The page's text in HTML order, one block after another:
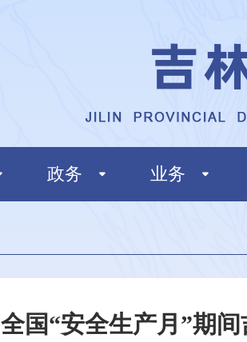
政务 业务
全国“安全生产月”期